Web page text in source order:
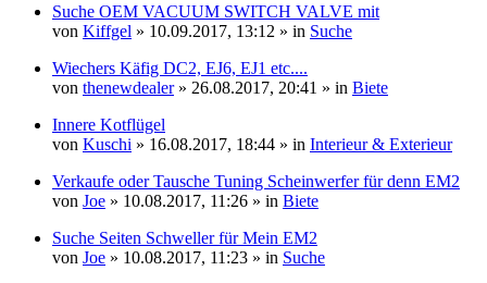
Suche OEM VACUUM SWITCH VALVE mit
von Kiffgel » 10.09.2017, 13:12 » in Suche
Wiechers Käfig DC2, EJ6, EJ1 etc....
von thenewdealer» 26.08.2017, 20:41 » in Biete
Innere Kotflügel
von Kuschi » 16.08.2017, 18:44 » in Interieur & Exterieur
Verkaufe oder Tausche Tuning Scheinwerfer für denn EM2
von Joe » 10.08.2017, 11:26 » in Biete
Suche Seiten Schweller für Mein EM2
von Joe » 10.08.2017, 11:23 » in Suche